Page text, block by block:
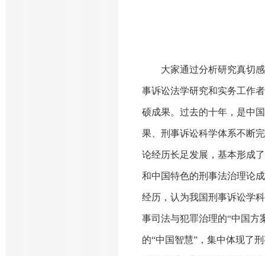
大家通过分析研究真切
事诉讼法学研究和实务工作者
硕成果。过去的十年，是中
果、刑事诉讼科学体系不断
论经历长足发展，基本形成
和中国特色的刑事法治理论
经历，认为我国刑事诉讼学
事司法与犯罪治理的“中国方
的“中国智慧”，集中体现了